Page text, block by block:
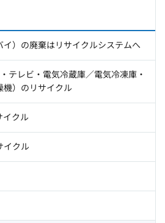
イ）の廃棄はリサイクルシステムへ
テレビ・電気冷蔵庫／電気冷凍庫・
機）のリサイクル
イクル
イクル